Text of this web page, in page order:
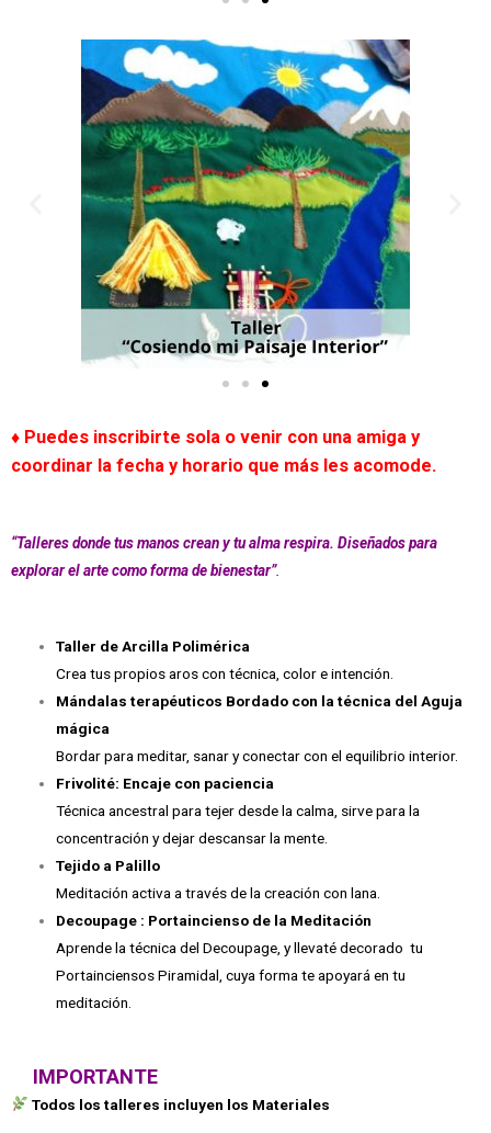
♦ Puedes inscribirte sola o venir con una amiga y
coordinar la fecha y horario que más les acomode.
“Talleres donde tus manos crean y tu alma respira. Diseñados para
explorar el arte como forma de bienestar”.
Taller de Arcilla Polimérica
Crea tus propios aros con técnica, color e intención.
Mándalas terapéuticos Bordado con la técnica del Aguja
mágica
Bordar para meditar, sanar y conectar con el equilibrio interior.
Frivolité: Encaje con paciencia
Técnica ancestral para tejer desde la calma, sirve para la
concentración y dejar descansar la mente.
Tejido a Palillo
Meditación activa a través de la creación con lana.
Decoupage : Portaincienso de la Meditación
Aprende la técnica del Decoupage, y llevaté decorado tu
Portainciensos Piramidal, cuya forma te apoyará en tu
meditación.
IMPORTANTE
Todos los talleres incluyen los Materiales